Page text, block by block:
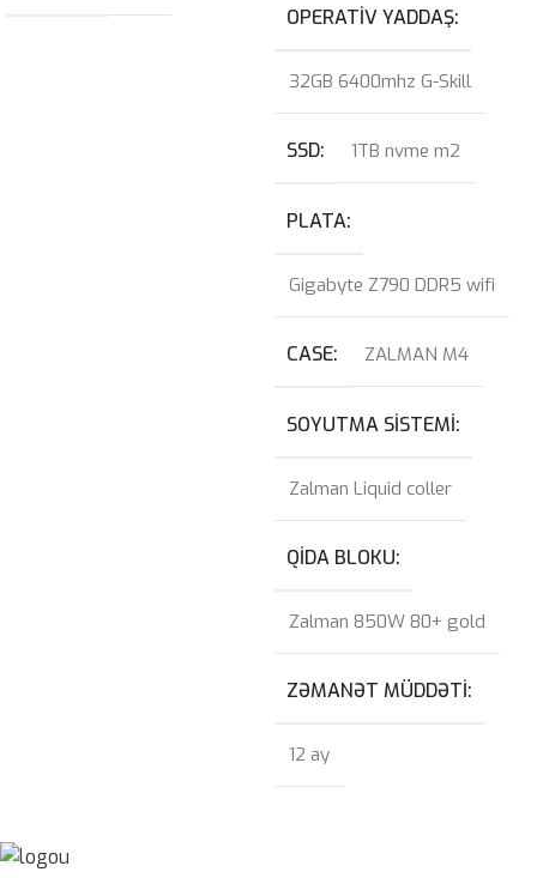
OPERATIV YADDAŞ
32GB 6400mhz G-Skill
SSD 1TB nvme m2
PLATA
Gigabyte Z790 DDR5 wifi
CASE ZALMAN M4
SOYUTMA SISTEMI
Zalman Liquid coller
QIDA BLOKU
Zalman 850W 80+ gold
ZƏMANƏT MÜDDƏTI
12 ay